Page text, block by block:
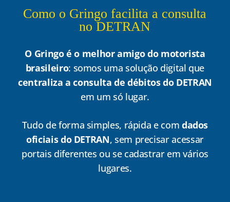
Como o Gringo facilita a consulta
no DETRAN
O Gringo é o melhor amigo do motorista
brasileiro: somos uma solução digital que
centraliza a consulta de débitos do DETRAN
em um só lugar.
Tudo de forma simples, rápida e com dados
oficiais do DETRAN, sem precisar acessar
portais diferentes ou se cadastrar em vários
lugares.